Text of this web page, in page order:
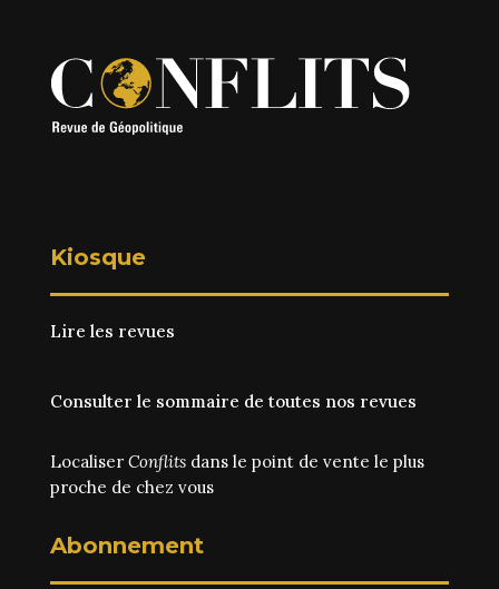
Kiosque
Lire les revues
Consulter le sommaire de toutes nos revues
Localiser Conflitsdans le point de vente le plus
proche de chez vous
Abonnement